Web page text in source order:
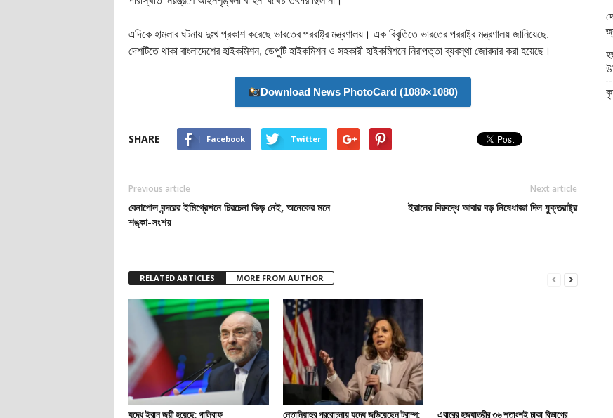
এদিকে হামলার ঘটনায় দুঃখ প্রকাশ করেছে ভারতের পররাষ্ট্র মন্ত্রণালয়। এক বিবৃতিতে ভারতের পররাষ্ট্র মন্ত্রণালয় জানিয়েছে,
দেশটিতে থাকা বাংলাদেশের হাইকমিশন, ডেপুটি হাইকমিশন ও সহকারী হাইকমিশনে নিরাপত্তা ব্যবস্থা জোরদার করা হয়েছে।
Download News PhotoCard (1080×1080)
SHARE Facebook Twitter
Previous article
বেনাপোল বন্দরের ইমিগ্রেশনে চিরচেনা ভিড় নেই, অনেকের মনে
শঙ্কা-সংশয়
Next article
ইরানের বিরুদ্ধে আবার বড় নিষেধাজ্ঞা দিল যুক্তরাষ্ট্র
RELATED ARTICLES MORE FROM AUTHOR
যুদ্ধে ইরান জয়ী হয়েছে: গালিবাফ নেতানিয়াহুর প্ররোচনায় যুদ্ধে জড়িয়েছেন ট্রাম্প: এবারের হজযাত্রীর ৩৬ শতাংশই ঢাকা বিভাগের